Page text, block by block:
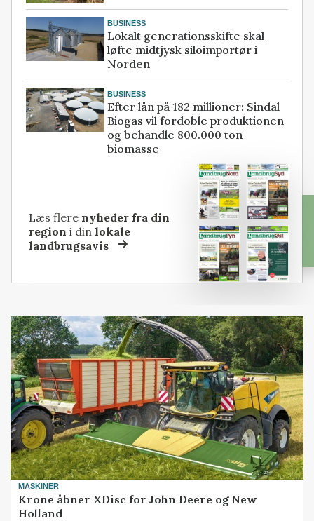
BUSINESS
Lokalt generationsskifte skal
løfte midtjysk siloimportør i
Norden
BUSINESS
Efter lån på 182 millioner: Sindal
Biogas vil fordoble produktionen
og behandle 800.000 ton
biomasse
Læs flere nyheder fra din
region i dinlokale
landbrugsavis
MASKINER
Krone åbner XDisc for John Deere og New
Holland